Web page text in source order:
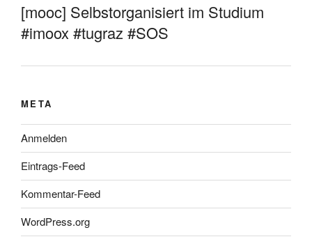
[mooc] Selbstorganisiert im Studium
#imoox #tugraz #SOS
META
Anmelden
Eintrags-Feed
Kommentar-Feed
WordPress.org